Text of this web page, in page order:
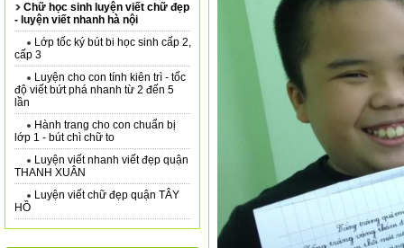
Chữ học sinh luyện viết chữ đẹp
- luyện viết nhanh hà nội
Lớp tốc ký bút bi học sinh cấp 2,
cấp 3
Luyện cho con tính kiên trì - tốc
độ viết bứt phá nhanh từ 2 đến 5
lần
Hành trang cho con chuẩn bị
lớp 1 - bút chì chữ to
Luyện viết nhanh viết đẹp quận
THANH XUÂN
Luyện viết chữ đẹp quận TÂY
HỒ